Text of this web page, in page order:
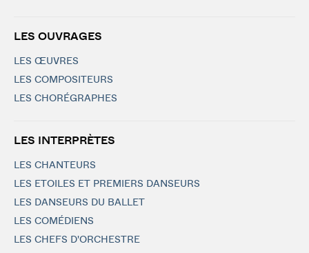
LES OUVRAGES
LES ŒUVRES
LES COMPOSITEURS
LES CHORÉGRAPHES
LES INTERPRÈTES
LES CHANTEURS
LES ETOILES ET PREMIERS DANSEURS
LES DANSEURS DU BALLET
LES COMÉDIENS
LES CHEFS D'ORCHESTRE